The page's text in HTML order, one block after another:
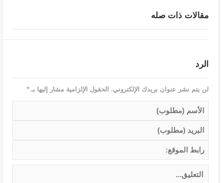
مقالات ذات صله
الرد
لن يتم نشر عنوان بريدك الإلكتروني. الحقول الإلزامية مشار إليها بـ*